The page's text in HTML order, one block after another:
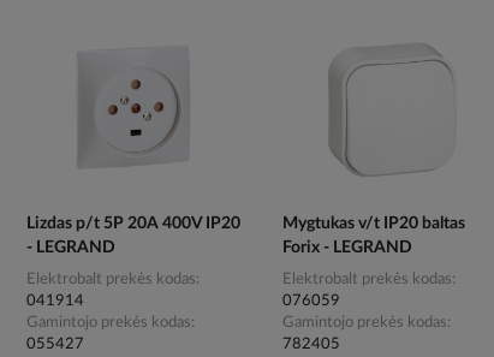
Lizdas p/t 5P 20A 400V IP20
- LEGRAND
Elektrobalt prekės kodas
041914
Gamintojo prekės kodas
055427
Mygtukas v/t IP20 baltas
Forix - LEGRAND
Elektrobalt prekės kodas
076059
Gamintojo prekės kodas
782405